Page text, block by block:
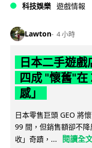
科技娛樂 遊戲情報
Lawton 4 小時
日本二手遊
四成 "懷舊"在
感」
日本零售巨頭 GEO 將
99 間，但銷售額卻不
收」奇蹟，...
閱讀全